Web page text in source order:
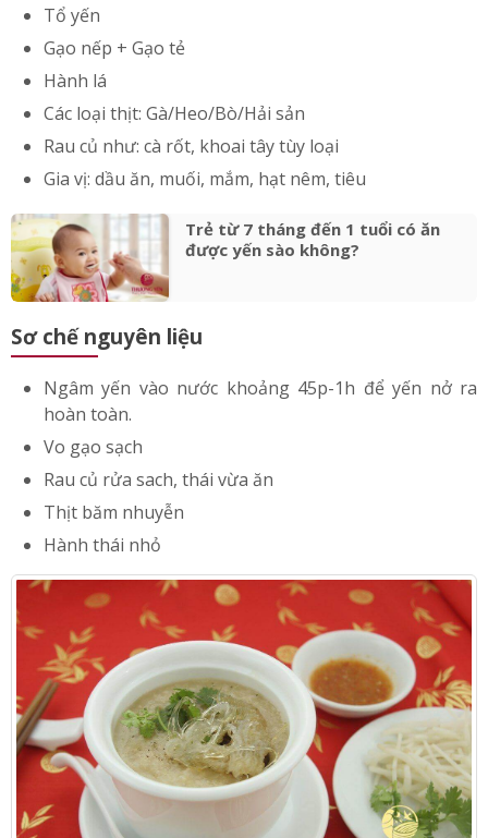
(liều lượng tùy sức ăn từng bé)
Tổ yến
Gạo nếp + Gạo tẻ
Hành lá
Các loại thịt: Gà/Heo/Bò/Hải sản
Rau củ như: cà rốt, khoai tây tùy loại
Gia vị: dầu ăn, muối, mắm, hạt nêm, tiêu
Sơ chế nguyên liệu
Ngâm yến vào nước khoảng 45p-1h để yến nở ra
hoàn toàn.
Vo gạo sạch
Rau củ rửa sach, thái vừa ăn
Thịt băm nhuyễn
Hành thái nhỏ